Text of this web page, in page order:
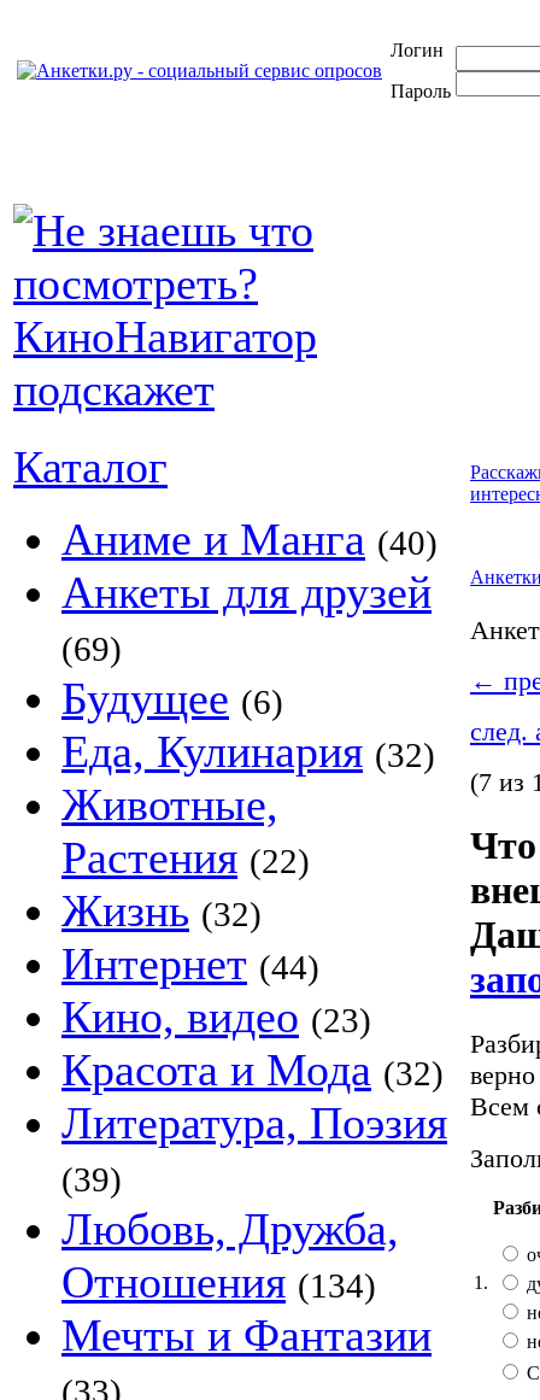
Логин
Пароль
Каталог
Аниме и Манга (40)
Анкеты для друзей
(69)
Будущее (6)
Еда, Кулинария (32)
Животные,
Растения (22)
Жизнь (32)
Интернет (44)
Кино, видео (23)
Красота и Мода (32)
Литература, Поэзия
(39)
Любовь, Дружба,
Отношения (134)
Мечты и Фантазии
(33)
←
след.
(7 из
Что
Всем
1.